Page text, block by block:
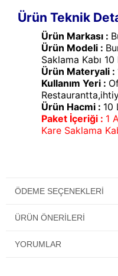
Ürün Teknik
Ürün Markası :
Ürün Modeli :
Saklama Kabı
Ürün Materyali :
Kullanım Yeri :
Ürün Hacmi : 10
Paket İçeriği : 1
Kare Saklama
ÖDEME SEÇENEKLERI
ÜRÜN ÖNERILERI
YORUMLAR